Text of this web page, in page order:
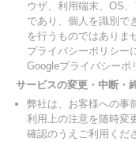
ウザ、利用端末、OS
であり、個人を識別で
を行うものではありま
プライバシーポリシー
Googleプライバシーポ
サービスの変更・中断・
弊社は、お客様への事
利用上の注意を随時変
確認のうえご利用くだ